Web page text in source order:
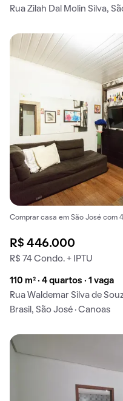
Rua Zilah Dal Molin Silva,
Comprar casa em São José com
R$ 446.000
R$ 74 Condo. + IPTU
110 m² · 4 quartos · 1 vaga
Rua Waldemar Silva de
Brasil, São José · Canoas